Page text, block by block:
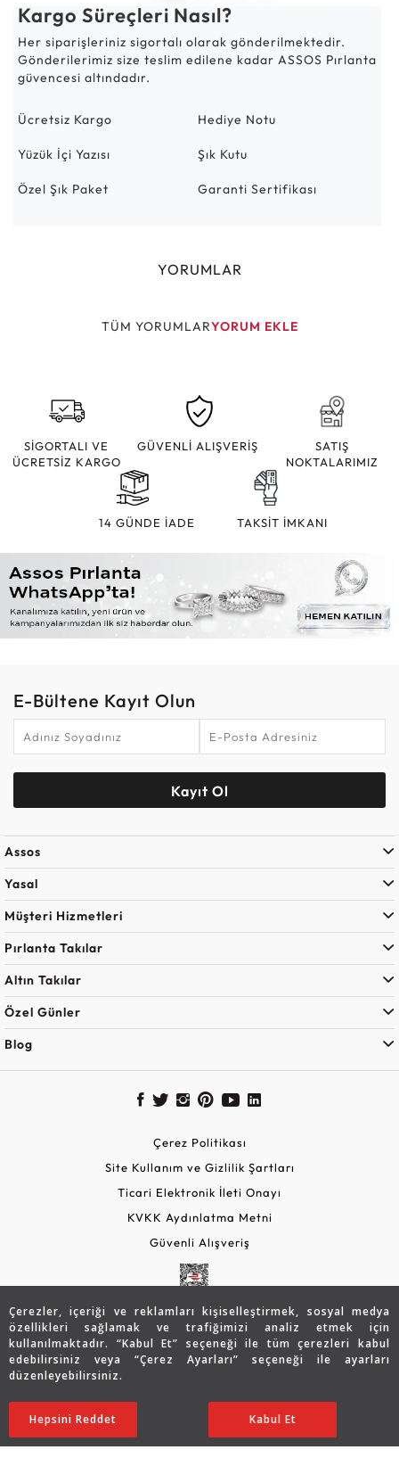
Çerezler, içeriği ve reklamları kişiselleştirmek, sosyal medya
özellikleri sağlamak ve trafiğimizi analiz etmek için
kullanılmaktadır. “Kabul Et” seçeneği ile tüm çerezleri kabul
edebilirsiniz veya “Çerez Ayarları” seçeneği ile ayarları
düzenleyebilirsiniz.
Ayarları Düzenle
Hepsini Reddet Kabul Et
21.277 TL
14.874TL SATIN ALIN
Kargo Süreçleri Nasıl?
Her siparişleriniz sigortalı olarak gönderilmektedir.
Gönderilerimiz size teslim edilene kadar ASSOS Pırlanta
güvencesi altındadır.
Ücretsiz Kargo Hediye Notu
Yüzük İçi Yazısı Şık Kutu
Özel Şık Paket Garanti Sertifikası
YORUMLAR
TÜM YORUMLARYORUM EKLE
SİGORTALI VE
ÜCRETSİZ KARGO
GÜVENLİ ALIŞVERİŞ
SATIŞ
NOKTALARIMIZ
14 GÜNDE İADE TAKSİT İMKANI
E-Bültene Kayıt Olun
Kayıt Ol
Assos
Yasal
Müşteri Hizmetleri
Pırlanta Takılar
Altın Takılar
Özel Günler
Blog
Çerez Politikası
Site Kullanım ve Gizlilik Şartları
Ticari Elektronik İleti Onayı
KVKK Aydınlatma Metni
Güvenli Alışveriş
Copyright © 2026 Assos Pırlanta - Bu sitenin tüm hakları